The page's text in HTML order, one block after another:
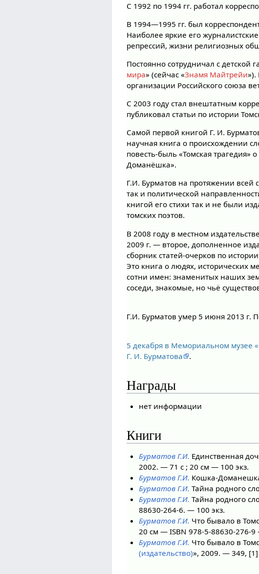
С 1992 по 1994 гг. работал
В 1994—1995 гг. был
Наиболее яркие его
репрессий, жизни религиозных
Постоянно сотрудничал с детской
мира» (сейчас «Знамя Майтрейи»).
организации Российского союза
С 2003 году стал внештатным
публиковал статьи по истории
Самой первой книгой Г. И.
научная книга о происхождении
повесть-быль «Томская трагедия»
Доманёшка».
Г.И. Бурматов на протяжении всей
так и политической
книгой его стихи так и не были
томских поэтов.
В 2008 году в местном
2009 г. — второе, дополненное
сборник статей-очерков по
Это книга о людях, исторических
сотни имен: знаменитых наших
соседи, знакомые, но чьё
Г.И. Бурматов умер 5 июня 2013 г.
5 декабря в Мемориальном музее
Г. И. Бурматова
.
Награды
нет информации
Книги
Бурматов Г.И. Единственная
2002. — 71 с ; 20 см — 100 экз.
Бурматов Г.И. Кошка-
Бурматов Г.И. Тайна родного
Бурматов Г.И. Тайна родного
88630-264-6. — 100 экз.
Бурматов Г.И. Что бывало в
20 см — ISBN 978-5-88630-276-9
Бурматов Г.И. Что бывало в
(издательство)», 2009. — 349,